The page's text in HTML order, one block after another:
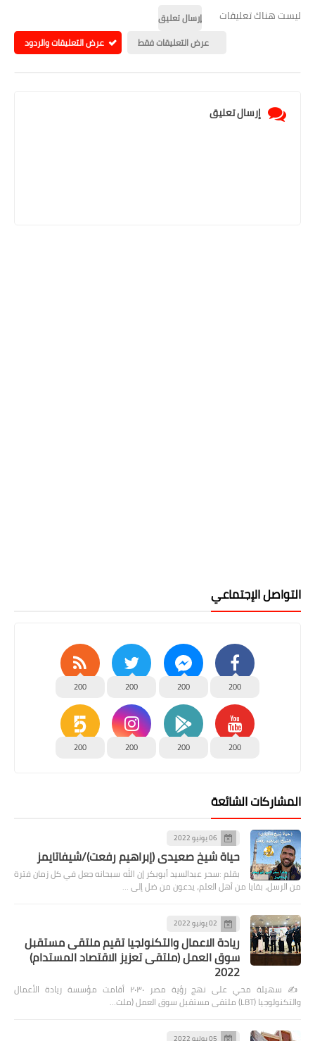
ليست هناك تعليقات
إرسال تعليق
عرض التعليقات فقط
عرض التعليقات والردود
إرسال تعليق
التواصل الإجتماعي
200
200
200
200
200
200
200
200
المشاركات الشائعة
06 يونيو 2022
حياة شيخ صعيدى (إبراهيم رفعت)/شيفاتايمز
بقلم :سحر عبدالسيد أبوبكر إن الله سبحانه جعل في كل زمان فترة
من الرسل، بقايا من أهل العلم، يدعون من ضل إلى …
02 يونيو 2022
ريادة الاعمال والتكنولجيا تقيم ملتقى مستقبل
سوق العمل (ملتقى تعزيز الاقتصاد المستدام)
2022
✍️ سهيلة محي على نهج رؤية مصر ٢٠٣٠ أقامت مؤسسة ريادة الأعمال
والتكنولوجيا (LBT) ملتقى مستقبل سوق العمل (ملت…
05 يوليو 2022